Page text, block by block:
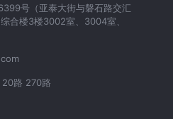
号（亚泰大街与磐石路交汇
合楼3楼3002室、3004室、
路 270路